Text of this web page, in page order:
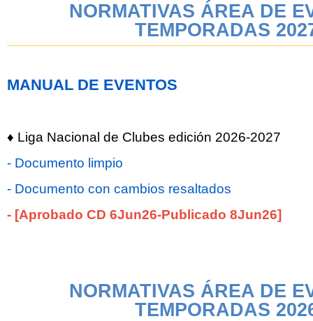
NORMATIVAS ÁREA DE
TEMPORADAS
MANUAL DE EVENTOS
♦ Liga Nacional de Clubes edición 2026-2027
- Documento limpio
- Documento con cambios resaltados
- [Aprobado CD 6Jun26-Publicado 8Jun26]
NORMATIVAS ÁREA DE
TEMPORADAS